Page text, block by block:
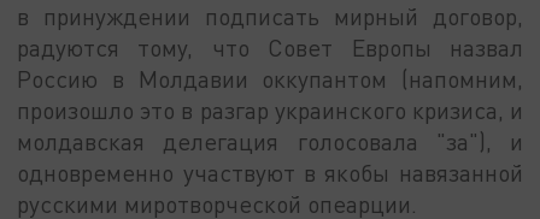
в принуждении подписать мирный договор,
радуются тому, что Совет Европы назвал
Россию в Молдавии оккупантом (напомним,
произошло это в разгар украинского кризиса, и
молдавская делегация голосовала "за"), и
одновременно участвуют в якобы навязанной
русскими миротворческой опеарции.